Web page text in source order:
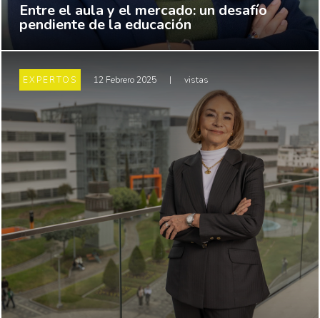
Entre el aula y el mercado: un desafío
pendiente de la educación
EXPERTOS 12 Febrero 2025 | vistas